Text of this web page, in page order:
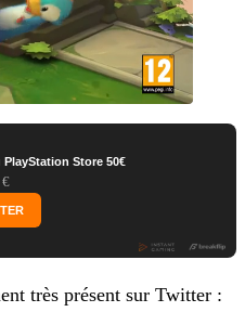
PlayStation Store 50€
très présent sur Twitter :